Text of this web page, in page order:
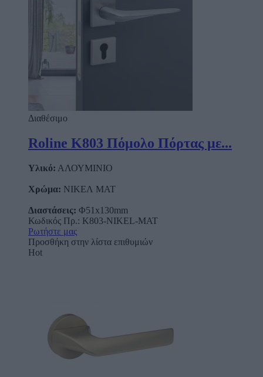
Διαθέσιμο
Roline Κ803 Πόμολο Πόρτας με...
Υλικό: ΑΛΟΥΜΙΝΙΟ
Χρώμα: ΝΙΚΕΛ ΜΑΤ
Διαστάσεις: Φ51x130mm
Κωδικός Πρ.: Κ803-NIKEL-MAT
Ρωτήστε μας
Προσθήκη στην λίστα επιθυμιών
Hot